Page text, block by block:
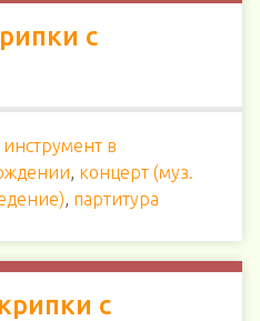
с
инструмент в
, концерт (муз.
, партитура
с